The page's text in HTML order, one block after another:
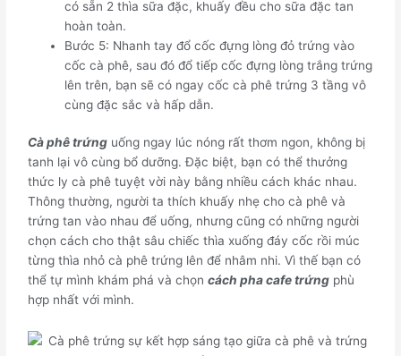
có sẵn 2 thìa sữa đặc, khuấy đều cho sữa đặc tan
hoàn toàn.
Bước 5: Nhanh tay đổ cốc đựng lòng đỏ trứng vào
cốc cà phê, sau đó đổ tiếp cốc đựng lòng trắng trứng
lên trên, bạn sẽ có ngay cốc cà phê trứng 3 tầng vô
cùng đặc sắc và hấp dẫn.
Cà phê trứng uống ngay lúc nóng rất thơm ngon, không bị
tanh lại vô cùng bổ dưỡng. Đặc biệt, bạn có thể thưởng
thức ly cà phê tuyệt vời này bằng nhiều cách khác nhau.
Thông thường, người ta thích khuấy nhẹ cho cà phê và
trứng tan vào nhau để uống, nhưng cũng có những người
chọn cách cho thật sâu chiếc thìa xuống đáy cốc rồi múc
từng thìa nhỏ cà phê trứng lên để nhâm nhi. Vì thế bạn có
thể tự mình khám phá và chọncách pha cafe trứng phù
hợp nhất với mình.